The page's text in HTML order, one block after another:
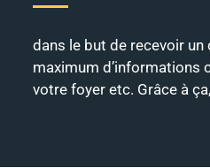
dans le but de recevoir
maximum d’informations
votre foyer etc. Grâce à